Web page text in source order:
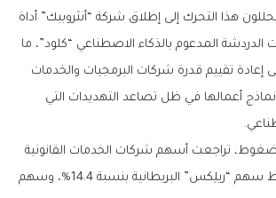
هذا التحرك إلى إطلاق شركة “أنثروبيك” أداة
الدردشة المدعوم بالذكاء الاصطناعي “كلود”، ما
إعادة تقييم قدرة شركات البرمجيات والخدمات
أعمالها في ظل تصاعد التهديدات التي
تراجعت أسهم شركات الخدمات القانونية
والتحليلية، حيث هبط سهم “ريلِكس” البريطانية بنسبة 14.4%، وسهم